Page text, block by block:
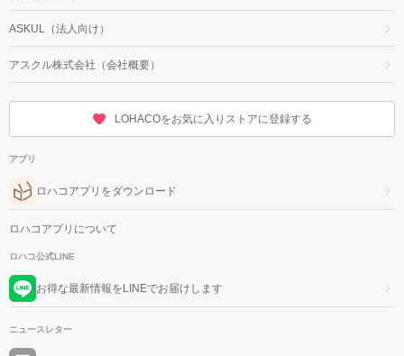
ASKUL（法人向け）
アスクル株式会社（会社概要）
LOHACOをお気に入りストアに登録する
アプリ
ロハコアプリをダウンロード
ロハコアプリについて
ロハコ公式LINE
お得な最新情報をLINEでお届けします
ニュースレター